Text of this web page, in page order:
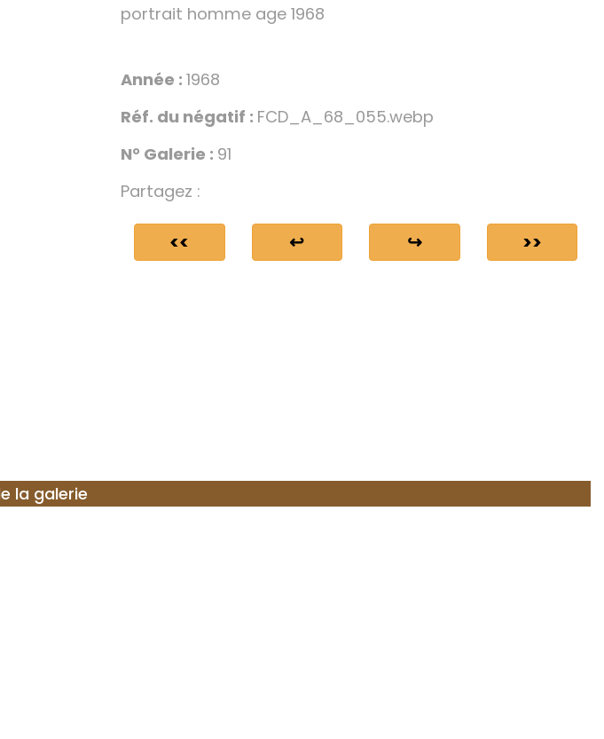
portrait homme age 1968
Année : 1968
Réf. du négatif : FCD_A_68_055.webp
N° Galerie : 91
Partagez :
<< ↩ ↪ >>
la galerie